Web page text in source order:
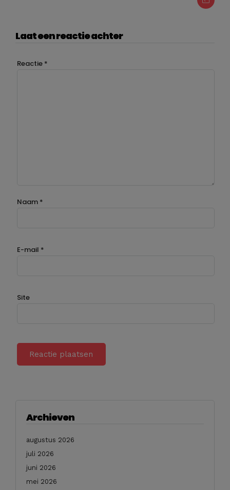
Laat een reactie achter
Reactie *
Naam *
E-mail *
Site
Archieven
augustus 2026
juli 2026
juni 2026
mei 2026